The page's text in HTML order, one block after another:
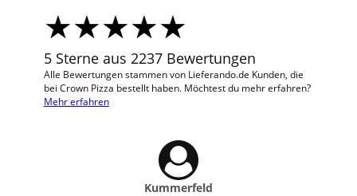
5 Sterne aus 2237 Bewertungen
Alle Bewertungen stammen von Lieferando.de Kunden, die
bei Crown Pizza bestellt haben. Möchtest du mehr erfahren?
Mehr erfahren
Kummerfeld